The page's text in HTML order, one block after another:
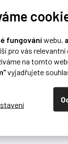
fungováníwebu,
pro vás
na tomto
vyjadřujete